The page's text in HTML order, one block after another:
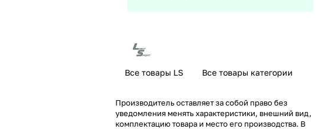
Все товары LS Все товары категории
Производитель оставляет за собой право без
уведомления менять характеристики, внешний вид,
комплектацию товара и место его производства. В